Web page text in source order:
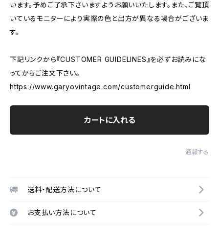
います。予めご了承下さいますようお願いいたします。また、ご覧頂
いているモニターにより実際の色と出方が異なる場合がございま
す。
下記リンクから『CUSTOMER GUIDELINES』を必ずお読みにな
ってからご注文下さい。
https://www.garyovintage.com/customerguide.html
カートに入れる
通報する
送料・配送方法について
お支払い方法について